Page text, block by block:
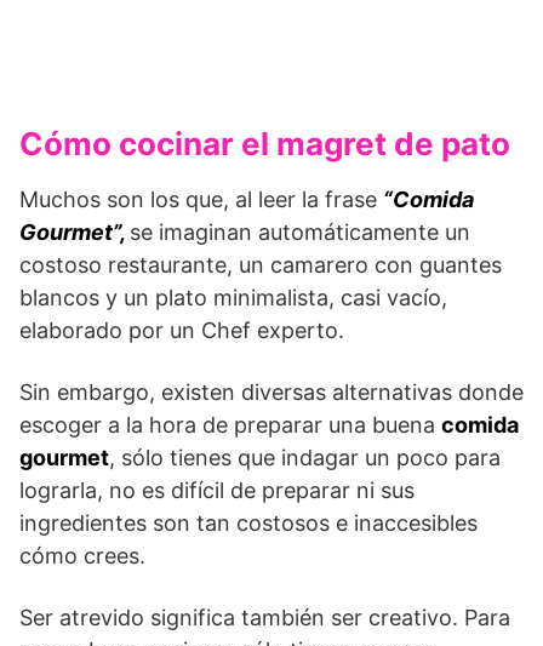
Cómo cocinar el magret de pato
Muchos son los que, al leer la frase “Comida
Gourmet”, se imaginan automáticamente un
costoso restaurante, un camarero con guantes
blancos y un plato minimalista, casi vacío,
elaborado por un Chef experto.
Sin embargo, existen diversas alternativas donde
escoger a la hora de preparar una buena comida
gourmet, sólo tienes que indagar un poco para
lograrla, no es difícil de preparar ni sus
ingredientes son tan costosos e inaccesibles
cómo crees.
Ser atrevido significa también ser creativo. Para